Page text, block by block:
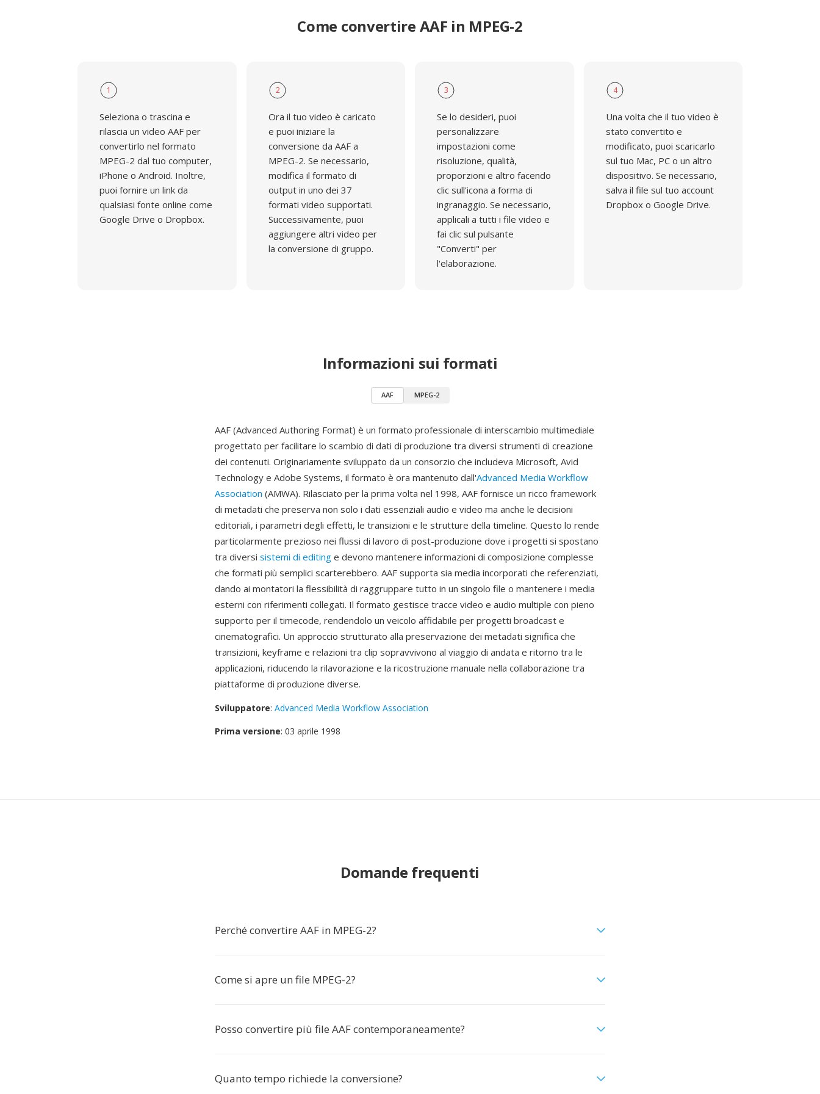
Come convertire AAF in MPEG-2
1
Seleziona o trascina e
rilascia un video AAF per
convertirlo nel formato
MPEG-2 dal tuo computer,
iPhone o Android. Inoltre,
puoi fornire un link da
qualsiasi fonte online come
Google Drive o Dropbox.
2
Ora il tuo video è caricato
e puoi iniziare la
conversione da AAF a
MPEG-2. Se necessario,
modifica il formato di
output in uno dei 37
formati video supportati.
Successivamente, puoi
aggiungere altri video per
la conversione di gruppo.
3
Se lo desideri, puoi
personalizzare
impostazioni come
risoluzione, qualità,
proporzioni e altro facendo
clic sull'icona a forma di
ingranaggio. Se necessario,
applicali a tutti i file video e
fai clic sul pulsante
"Converti" per
l'elaborazione.
4
Una volta che il tuo video è
stato convertito e
modificato, puoi scaricarlo
sul tuo Mac, PC o un altro
dispositivo. Se necessario,
salva il file sul tuo account
Dropbox o Google Drive.
Informazioni sui formati
AAF MPEG-2
AAF (Advanced Authoring Format) è un formato professionale di interscambio multimediale
progettato per facilitare lo scambio di dati di produzione tra diversi strumenti di creazione
dei contenuti. Originariamente sviluppato da un consorzio che includeva Microsoft, Avid
Technology e Adobe Systems, il formato è ora mantenuto dall'Advanced Media Workflow
Association (AMWA). Rilasciato per la prima volta nel 1998, AAF fornisce un ricco framework
di metadati che preserva non solo i dati essenziali audio e video ma anche le decisioni
editoriali, i parametri degli effetti, le transizioni e le strutture della timeline. Questo lo rende
particolarmente prezioso nei flussi di lavoro di post-produzione dove i progetti si spostano
tra diversi sistemi di editing e devono mantenere informazioni di composizione complesse
che formati più semplici scarterebbero. AAF supporta sia media incorporati che referenziati,
dando ai montatori la flessibilità di raggruppare tutto in un singolo file o mantenere i media
esterni con riferimenti collegati. Il formato gestisce tracce video e audio multiple con pieno
supporto per il timecode, rendendolo un veicolo affidabile per progetti broadcast e
cinematografici. Un approccio strutturato alla preservazione dei metadati significa che
transizioni, keyframe e relazioni tra clip sopravvivono al viaggio di andata e ritorno tra le
applicazioni, riducendo la rilavorazione e la ricostruzione manuale nella collaborazione tra
piattaforme di produzione diverse.
Sviluppatore: Advanced Media Workflow Association
Prima versione: 03 aprile 1998
Domande frequenti
Perché convertire AAF in MPEG-2?
Come si apre un file MPEG-2?
Posso convertire più file AAF contemporaneamente?
Quanto tempo richiede la conversione?